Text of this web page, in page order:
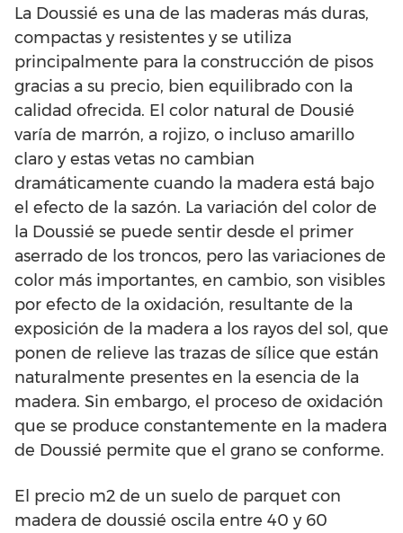
La Doussié es una de las maderas más duras,
compactas y resistentes y se utiliza
principalmente para la construcción de pisos
gracias a su precio, bien equilibrado con la
calidad ofrecida. El color natural de Dousié
varía de marrón, a rojizo, o incluso amarillo
claro y estas vetas no cambian
dramáticamente cuando la madera está bajo
el efecto de la sazón. La variación del color de
la Doussié se puede sentir desde el primer
aserrado de los troncos, pero las variaciones de
color más importantes, en cambio, son visibles
por efecto de la oxidación, resultante de la
exposición de la madera a los rayos del sol, que
ponen de relieve las trazas de sílice que están
naturalmente presentes en la esencia de la
madera. Sin embargo, el proceso de oxidación
que se produce constantemente en la madera
de Doussié permite que el grano se conforme.
El precio m2 de un suelo de parquet con
madera de doussié oscila entre 40 y 60